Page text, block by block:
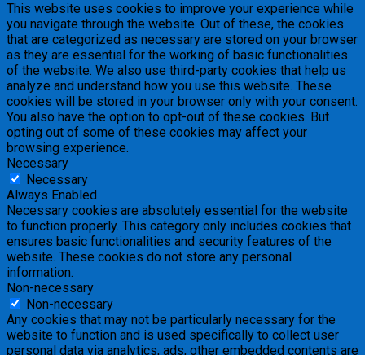
This website uses cookies to improve your experience while
you navigate through the website. Out of these, the cookies
that are categorized as necessary are stored on your browser
as they are essential for the working of basic functionalities
of the website. We also use third-party cookies that help us
analyze and understand how you use this website. These
cookies will be stored in your browser only with your consent.
You also have the option to opt-out of these cookies. But
opting out of some of these cookies may affect your
browsing experience.
Necessary
Necessary
Always Enabled
Necessary cookies are absolutely essential for the website
to function properly. This category only includes cookies that
ensures basic functionalities and security features of the
website. These cookies do not store any personal
information.
Non-necessary
Non-necessary
Any cookies that may not be particularly necessary for the
website to function and is used specifically to collect user
personal data via analytics, ads, other embedded contents are